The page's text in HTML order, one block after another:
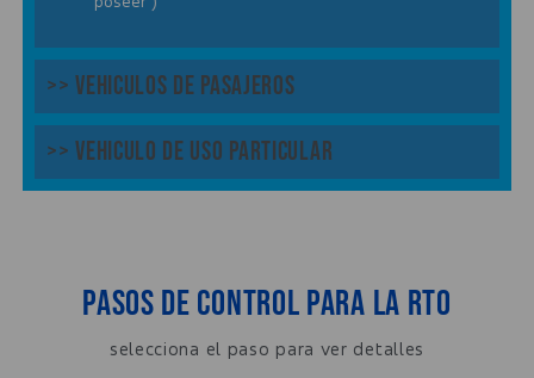
>> Vehiculos de Pasajeros
>> Vehiculo de uso particular
Pasos de control para la RTO
selecciona el paso para ver detalles